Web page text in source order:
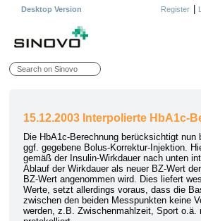
Desktop Version Register|
15.12.2003 Interpolierte HbA1c-
Die HbA1c-Berechnung berücksichtigt nun
ggf. gegebene Bolus-Korrektur-Injektion.
gemäß der Insulin-Wirkdauer nach unten
Ablauf der Wirkdauer als neuer BZ-Wert
BZ-Wert angenommen wird. Dies liefert
Werte, setzt allerdings voraus, dass die
zwischen den beiden Messpunkten keine
werden, z.B. Zwischenmahlzeit, Sport o.ä.